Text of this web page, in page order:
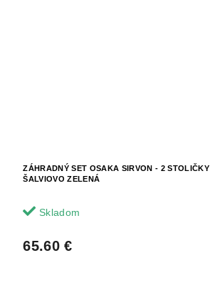
ZÁHRADNÝ SET OSAKA SIRVON - 2
ŠALVIOVO ZELENÁ
Skladom
65.60 €